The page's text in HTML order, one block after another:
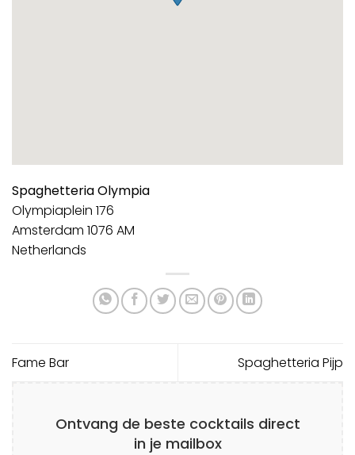
Spaghetteria Olympia
Olympiaplein 176
Amsterdam 1076 AM
Netherlands
Fame Bar Spaghetteria Pijp
Ontvang de beste cocktails direct
in je mailbox